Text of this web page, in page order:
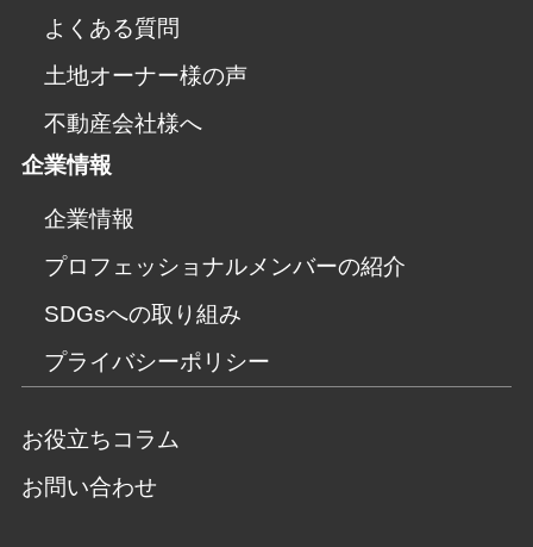
よくある質問
土地オーナー様の声
不動産会社様へ
企業情報
企業情報
プロフェッショナルメンバーの紹介
SDGsへの取り組み
プライバシーポリシー
お役立ちコラム
お問い合わせ